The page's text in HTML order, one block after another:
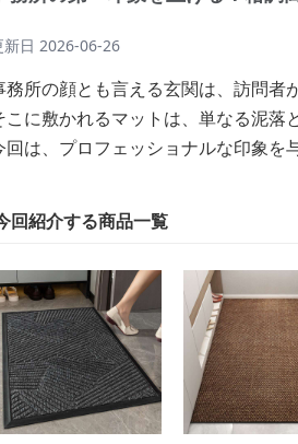
新日 2026-06-26
務所の顔とも言える玄関は、訪問者
こに敷かれるマットは、単なる泥落
回は、プロフェッショナルな印象を
回紹介する商品一覧